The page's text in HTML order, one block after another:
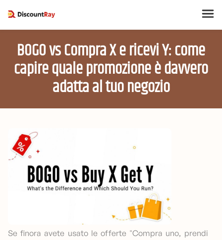
BOGO vs Compra X e ricevi Y: come
capire quale promozione è davvero
adatta al tuo negozio
Se finora avete usato le offerte "Compra uno, prendi